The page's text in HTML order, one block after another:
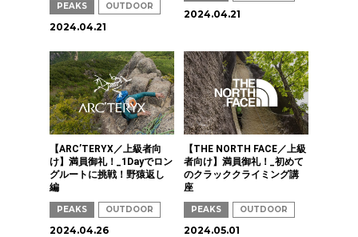
PEAKS OUTDOOR
2024.04.21
2024.04.21
【ARC’TERYX／上級者向
け】満員御礼！_1Dayでロン
グルートに挑戦！野猿返し
編
PEAKS OUTDOOR
2024.04.26
【THE NORTH FACE／上級
者向け】満員御礼！_初めて
のクラッククライミング講
座
PEAKS OUTDOOR
2024.05.01